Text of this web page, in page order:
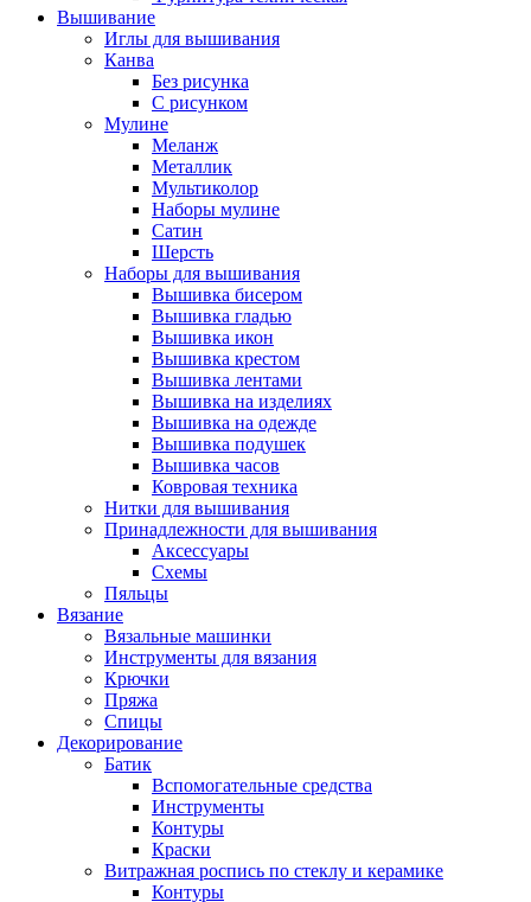
Вышивание
Иглы для вышивания
Канва
Без рисунка
С рисунком
Мулине
Меланж
Металлик
Мультиколор
Наборы мулине
Сатин
Шерсть
Наборы для вышивания
Вышивка бисером
Вышивка гладью
Вышивка икон
Вышивка крестом
Вышивка лентами
Вышивка на изделиях
Вышивка на одежде
Вышивка подушек
Вышивка часов
Ковровая техника
Нитки для вышивания
Принадлежности для вышивания
Аксессуары
Схемы
Пяльцы
Вязание
Вязальные машинки
Инструменты для вязания
Крючки
Пряжа
Спицы
Декорирование
Батик
Вспомогательные средства
Инструменты
Контуры
Краски
Витражная роспись по стеклу и керамике
Контуры